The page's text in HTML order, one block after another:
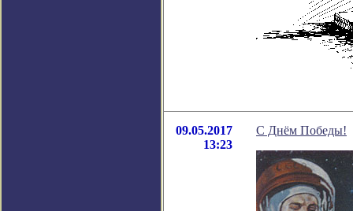
09.05.2017
13:23
С Днём Победы!